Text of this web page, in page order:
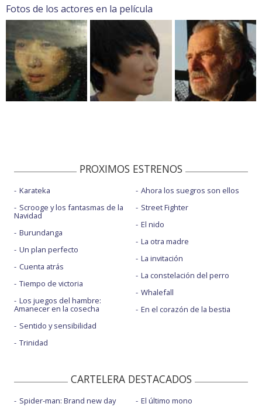
Fotos de los actores en la película
PROXIMOS ESTRENOS
Karateka
Scrooge y los fantasmas de la
Navidad
Burundanga
Un plan perfecto
Cuenta atrás
Tiempo de victoria
Los juegos del hambre:
Amanecer en la cosecha
Sentido y sensibilidad
Trinidad
Ahora los suegros son ellos
Street Fighter
El nido
La otra madre
La invitación
La constelación del perro
Whalefall
En el corazón de la bestia
CARTELERA DESTACADOS
Spider-man: Brand new day
El último mono